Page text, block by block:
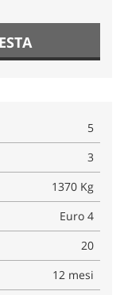
5
3
1370 Kg
Euro 4
20
12 mesi